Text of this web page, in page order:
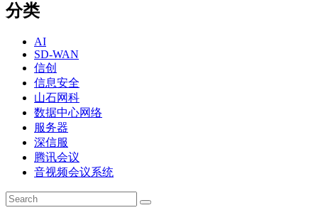
分类
AI
SD-WAN
信创
信息安全
山石网科
数据中心网络
服务器
深信服
腾讯会议
音视频会议系统